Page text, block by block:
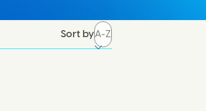
Sort by